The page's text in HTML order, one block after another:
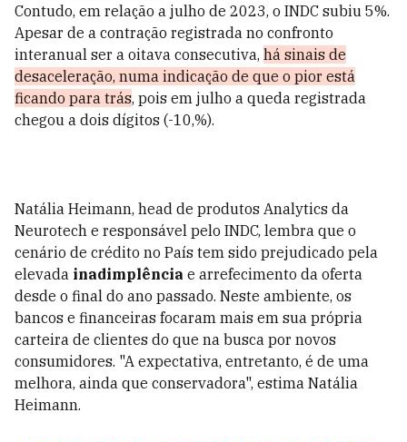
Contudo, em relação a julho de 2023, o INDC subiu 5%.
Apesar de a contração registrada no confronto
interanual ser a oitava consecutiva, há sinais de
desaceleração, numa indicação de que o pior está
ficando para trás, pois em julho a queda registrada
chegou a dois dígitos (-10,%).
Natália Heimann, head de produtos Analytics da
Neurotech e responsável pelo INDC, lembra que o
cenário de crédito no País tem sido prejudicado pela
elevada inadimplência e arrefecimento da oferta
desde o final do ano passado. Neste ambiente, os
bancos e financeiras focaram mais em sua própria
carteira de clientes do que na busca por novos
consumidores. "A expectativa, entretanto, é de uma
melhora, ainda que conservadora", estima Natália
Heimann.